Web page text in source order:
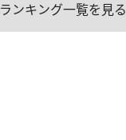
ランキング一覧を見る